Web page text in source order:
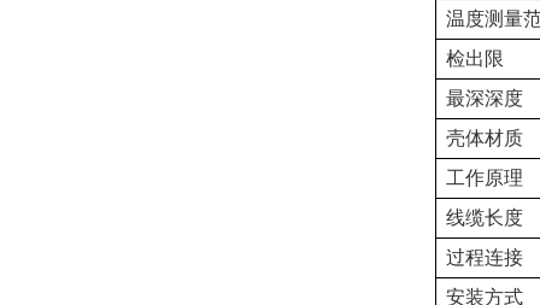
温度测量
检出限
最深深度
壳体材质
工作原理
线缆长度
过程连接
安装方式